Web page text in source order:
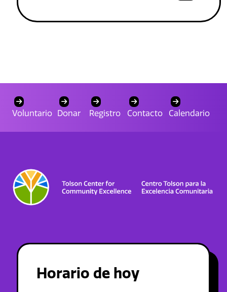
Voluntario Donar Registro Contacto Calendario
Horario de hoy